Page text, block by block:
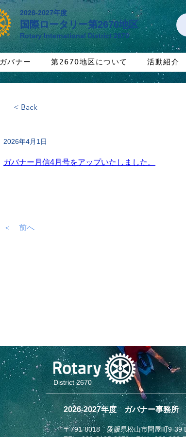
2026-2027年度
国際ロータリー第2670地区
Rotary International District 2670
ガバナー 第2670地区について 活動紹介
< Back
2026年4月1日
ガバナー月信4月号をアップいたしました。
＜ 前へ
District 2670
2026-2027年度 ガバナー事務所
〒791-8018 愛媛県松山市問屋町9-39